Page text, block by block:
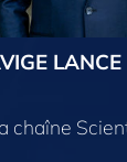
chaîne